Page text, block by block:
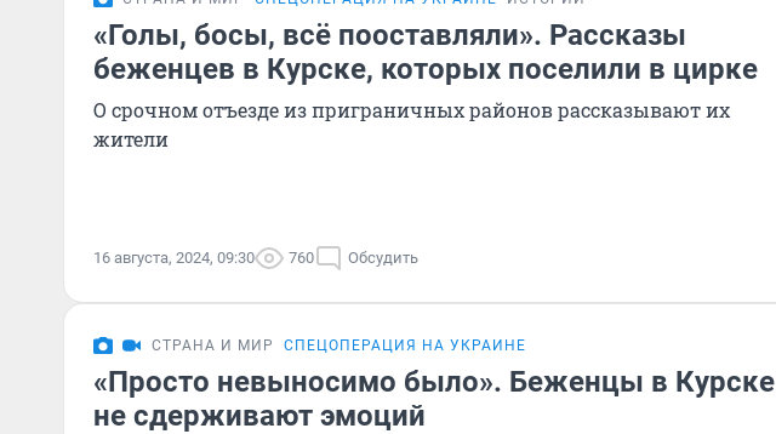
«Голы, босы, всё пооставляли». Рассказы
беженцев в Курске, которых поселили в цирке
О срочном отъезде из приграничных районов рассказывают их
жители
16 августа, 2024, 09:30 760 Обсудить
СТРАНА И МИР СПЕЦОПЕРАЦИЯ НА УКРАИНЕ
«Просто невыносимо было». Беженцы в Курске
не сдерживают эмоций